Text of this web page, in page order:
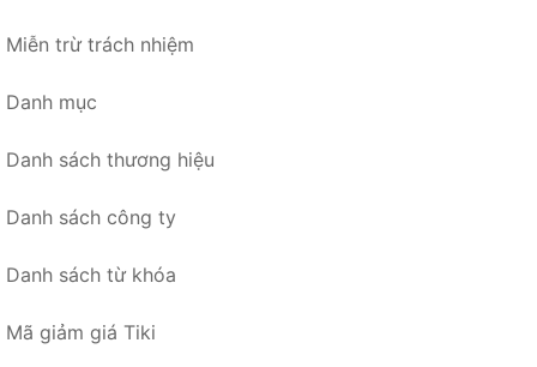
Miễn trừ trách nhiệm
Danh mục
Danh sách thương hiệu
Danh sách công ty
Danh sách từ khóa
Mã giảm giá Tiki